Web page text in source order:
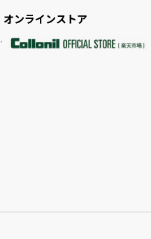
オンラインストア